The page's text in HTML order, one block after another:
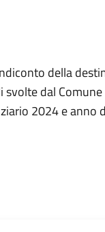
della
dal
2024 e anno